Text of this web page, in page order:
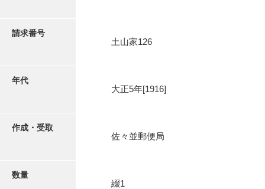
請求番号
土山家126
年代
大正5年[1916]
作成・受取
佐々並郵便局
数量
綴1